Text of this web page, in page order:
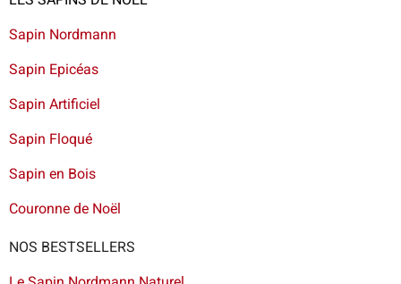
Sapin Nordmann
Sapin Epicéas
Sapin Artificiel
Sapin Floqué
Sapin en Bois
Couronne de Noël
NOS BESTSELLERS